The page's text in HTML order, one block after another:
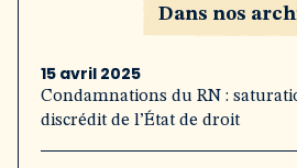
Dans nos
15 avril 2025
Condamnations du RN :
discrédit de l’État de droit